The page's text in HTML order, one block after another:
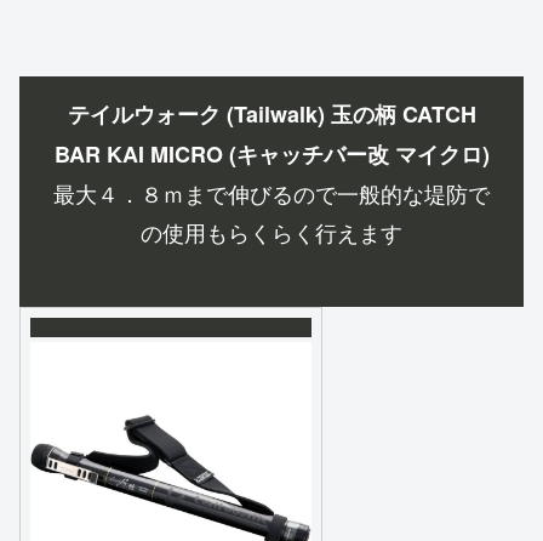
テイルウォーク (Tailwalk) 玉の柄 CATCH
BAR KAI MICRO (キャッチバー改 マイクロ)
最大４．８ｍまで伸びるので一般的な堤防で
の使用もらくらく行えます